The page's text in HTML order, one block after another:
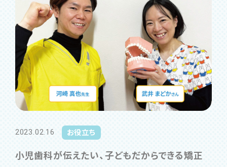
2023.02.16 お役立ち
小児歯科が伝えたい、子どもだからできる矯正